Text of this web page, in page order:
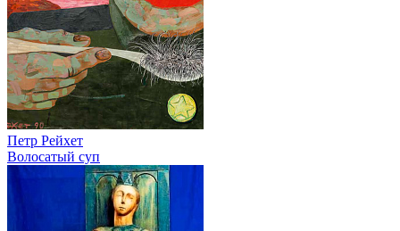
Петр Рейхет
Волосатый суп